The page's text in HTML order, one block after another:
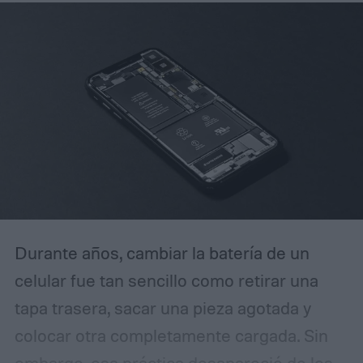
Durante años, cambiar la batería de un
celular fue tan sencillo como retirar una
tapa trasera, sacar una pieza agotada y
colocar otra completamente cargada. Sin